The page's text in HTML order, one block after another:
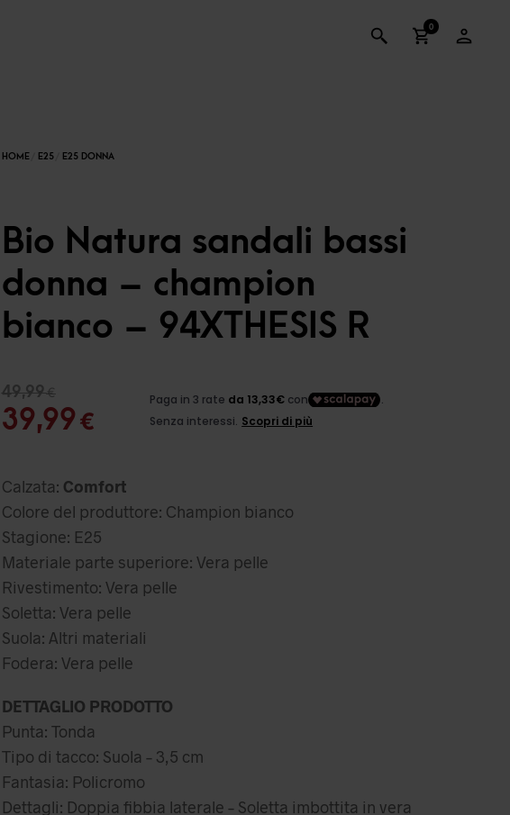
0
Bio Natura sandali bassi
donna – champion
bianco – 94XTHESIS R
49,99€
prezzo
originale
49,99 €.
39,99€
attuale
è:
39,99 €.
Calzata: Comfort
Colore del produttore: Champion bianco
Stagione: E25
Materiale parte superiore: Vera pelle
Rivestimento: Vera pelle
Soletta: Vera pelle
Suola: Altri materiali
Fodera: Vera pelle
DETTAGLIO PRODOTTO
Punta: Tonda
Tipo di tacco: Suola – 3,5 cm
Fantasia: Policromo
Dettagli: Doppia fibbia laterale – Soletta imbottita in vera